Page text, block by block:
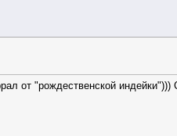
от "рождественской